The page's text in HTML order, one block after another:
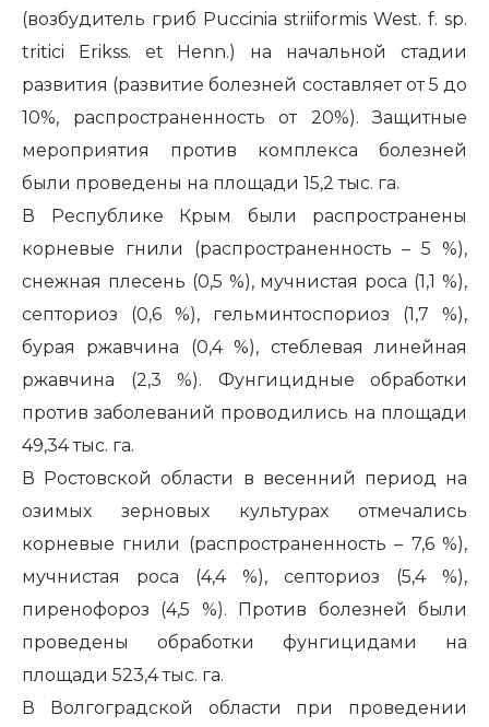
(возбудитель гриб Puccinia striiformis West. f. sp.
tritici Erikss. et Henn.) на начальной стадии
развития (развитие болезней составляет от 5 до
10%, распространенность от 20%). Защитные
мероприятия против комплекса болезней
были проведены на площади 15,2 тыс. га.
В Республике Крым были распространены
корневые гнили (распространенность – 5 %),
снежная плесень (0,5 %), мучнистая роса (1,1 %),
септориоз (0,6 %), гельминтоспориоз (1,7 %),
бурая ржавчина (0,4 %), стеблевая линейная
ржавчина (2,3 %). Фунгицидные обработки
против заболеваний проводились на площади
49,34 тыс. га.
В Ростовской области в весенний период на
озимых зерновых культурах отмечались
корневые гнили (распространенность – 7,6 %),
мучнистая роса (4,4 %), септориоз (5,4 %),
пиренофороз (4,5 %). Против болезней были
проведены обработки фунгицидами на
площади 523,4 тыс. га.
В Волгоградской области при проведении